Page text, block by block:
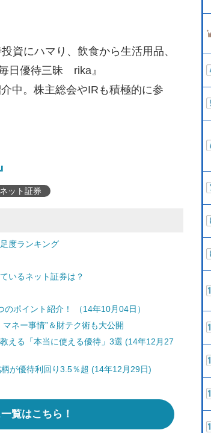
資にハマり、飲食から生活用品、
日優待三昧 rika』
中。株主総会やIRも積極的に参
ネット証券
度ランキング
いるネット証券は？
ポイント紹介！ （14年10月04日）
ネー事情”＆財テク術も大公開
える「本当に使える優待」3選 (14年12月27
が優待利回り3.5％超 (14年12月29日)
覧はこちら！